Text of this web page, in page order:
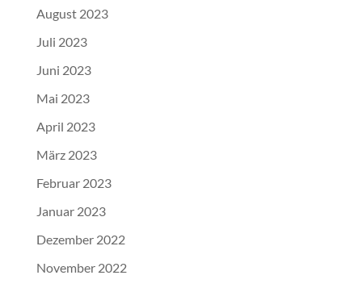
August 2023
Juli 2023
Juni 2023
Mai 2023
April 2023
März 2023
Februar 2023
Januar 2023
Dezember 2022
November 2022